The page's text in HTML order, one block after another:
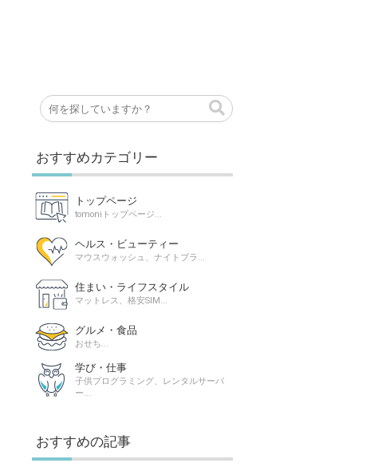
おすすめカテゴリー
トップページ
tomoniトップページ...
ヘルス・ビューティー
マウスウォッシュ、ナイトブラ...
住まい・ライフスタイル
マットレス、格安SIM...
グルメ・食品
おせち...
学び・仕事
子供プログラミング、レンタルサーバ
ー...
おすすめの記事